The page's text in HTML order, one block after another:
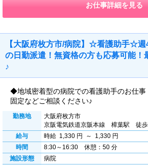
お仕事詳細を見る
【大阪府枚方市/病院】☆看護助手☆
の日勤派遣！無資格の方も応募可能！
♪
◆地域密着型の病院での看護助手のお仕
固定などご相談ください♪
勤務地
大阪府枚方市
京阪電気鉄道京阪本線 樟葉駅 徒
給与
時給 1,330 円 ～ 1,330 円
時間
8:30～16:30 休憩：50 分
施設形態
病院